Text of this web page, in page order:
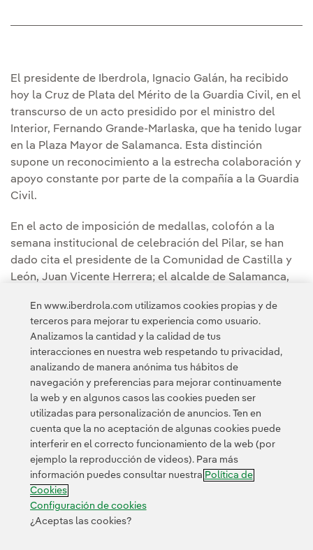
El presidente de Iberdrola, Ignacio Galán, ha recibido
hoy la Cruz de Plata del Mérito de la Guardia Civil, en el
transcurso de un acto presidido por el ministro del
Interior, Fernando Grande-Marlaska, que ha tenido lugar
en la Plaza Mayor de Salamanca. Esta distinción
supone un reconocimiento a la estrecha colaboración y
apoyo constante por parte de la compañía a la Guardia
Civil.
En el acto de imposición de medallas, colofón a la
semana institucional de celebración del Pilar, se han
dado cita el presidente de la Comunidad de Castilla y
León, Juan Vicente Herrera; el alcalde de Salamanca,
Seguridad, Ana Botella, y el director general de la
Guardia Civil, Félix Vicente Azón.
Contacta Política de Privacidad Información legal
Transparencia en el uso de la IA Política de cookies
Configuración de cookies Accesibilidad Canal de denuncias
© 2026 Iberdrola, S.A. Reservados todos los derechos.
En www.iberdrola.com utilizamos cookies propias y de
terceros para mejorar tu experiencia como usuario.
Analizamos la cantidad y la calidad de tus
interacciones en nuestra web respetando tu privacidad,
analizando de manera anónima tus hábitos de
navegación y preferencias para mejorar continuamente
la web y en algunos casos las cookies pueden ser
utilizadas para personalización de anuncios. Ten en
cuenta que la no aceptación de algunas cookies puede
interferir en el correcto funcionamiento de la web (por
ejemplo la reproducción de videos). Para más
información puedes consultar nuestra Política de
Cookies
Configuración de cookies
¿Aceptas las cookies?